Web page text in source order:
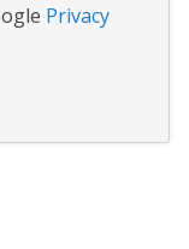
Privacy